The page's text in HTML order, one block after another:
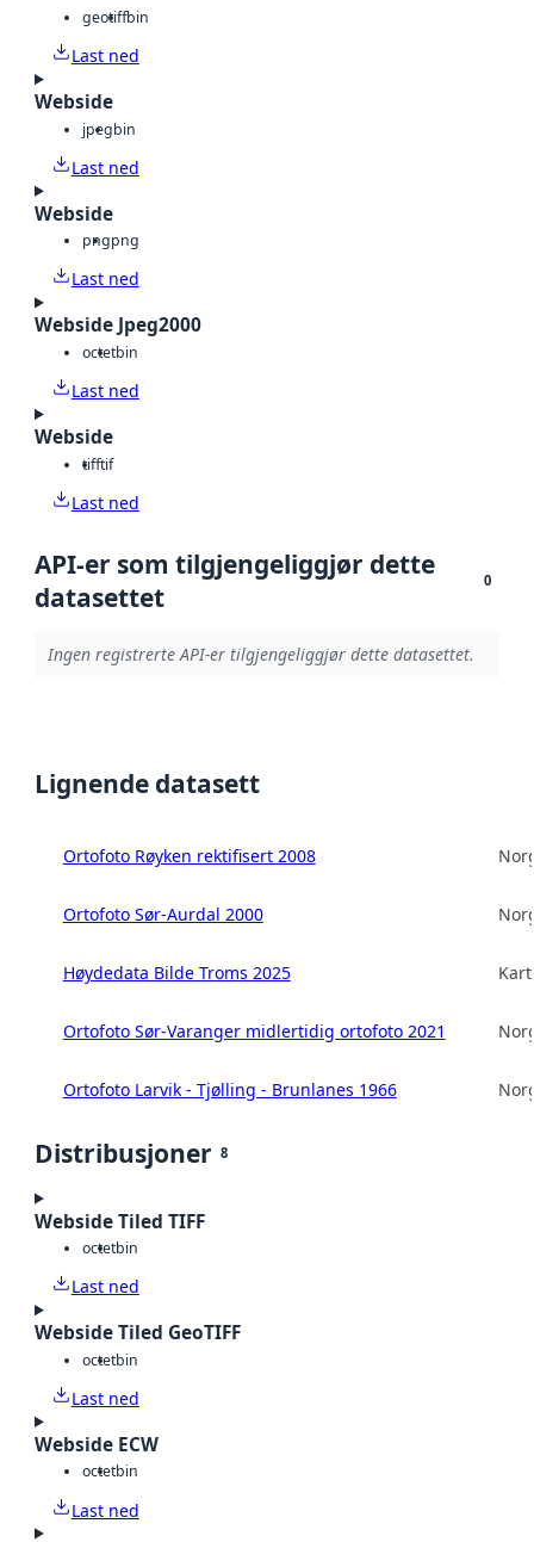
geotiffbin
Last ned
Webside
jpegbin
Last ned
Webside
pngpng
Last ned
Webside Jpeg2000
octetbin
Last ned
Webside
tifftif
Last ned
API-er som tilgjengeliggjør dette
datasettet
0
Ingen registrerte API-er tilgjengeliggjør dette datasettet.
Lignende datasett
Ortofoto Røyken rektifisert 2008
Ortofoto Sør-Aurdal 2000
Høydedata Bilde Troms 2025
Ortofoto Sør-Varanger midlertidig ortofoto 2021
Ortofoto Larvik - Tjølling - Brunlanes 1966
Distribusjoner 8
Webside Tiled TIFF
octetbin
Last ned
Webside Tiled GeoTIFF
octetbin
Last ned
Webside ECW
octetbin
Last ned